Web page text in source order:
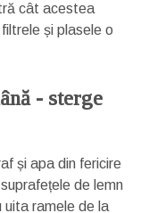
cât acestea
și plasele o
- sterge
și apa din fericire
de lemn
ramele de la